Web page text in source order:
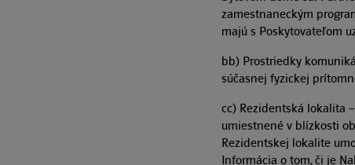
zamestnaneckým
majú s Poskytovateľom
bb) Prostriedky
súčasnej fyzickej
cc) Rezidentská lokalita
umiestnené v blízkosti
Rezidentskej lokalite
Informácia o tom, či je